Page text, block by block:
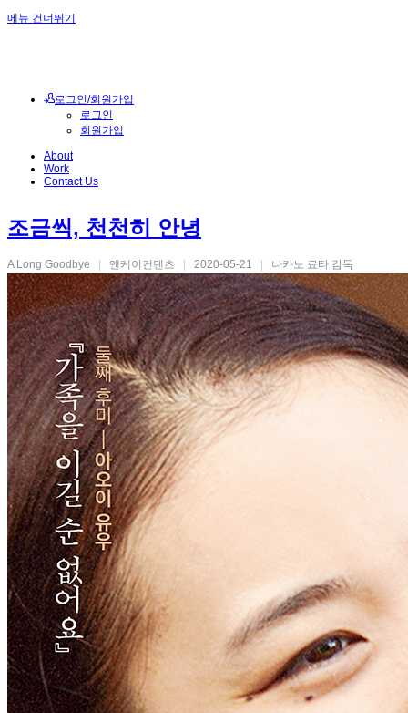
메뉴 건너뛰기
로그인/회원가입
로그인
회원가입
About
Work
Contact Us
조금씩, 천천히 안녕
A Long Goodbye 엔케이컨텐츠 2020-05-21 나카노 료타 감독